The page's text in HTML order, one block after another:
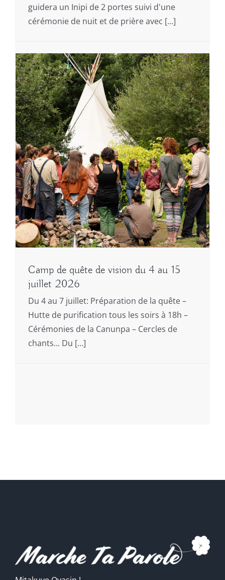
guidera un Inipi de 2 portes suivi d'une
cérémonie de nuit et de prière avec [...]
Camp de quête de vision du 4 au 15
juillet 2026
Du 4 au 7 juillet: Préparation de la quête –
Hutte de purification tous les soirs à 18h –
Cérémonies de la Canunpa – Cercles de
chants... Du [...]